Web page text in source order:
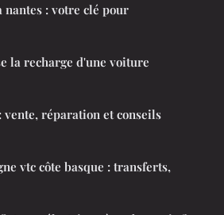
nantes : votre clé pour
la recharge d'une voiture
réparation et conseils
vtc côte basque : transferts,